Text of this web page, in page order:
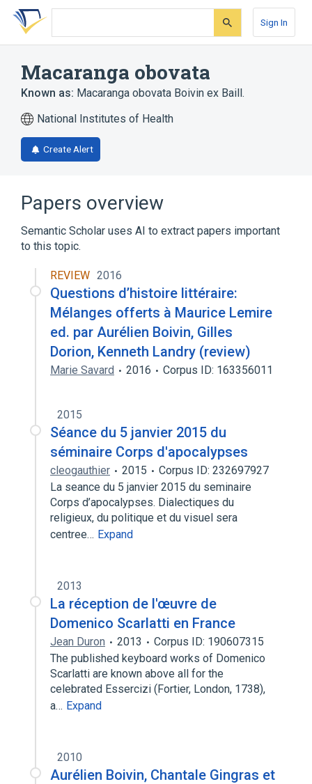
Skip
search
Skip
Skip
account
Sign In
Macaranga obovata
Known as: Macaranga obovata Boivin ex Baill.
National Institutes of Health
Create Alert
Papers overview
Semantic Scholar uses AI to extract papers important
to this topic.
REVIEW 2016
Questions d’histoire littéraire:
Mélanges offerts à Maurice Lemire
ed. par Aurélien Boivin, Gilles
Dorion, Kenneth Landry (review)
Marie Savard 2016 Corpus ID: 163356011
2015
Séance du 5 janvier 2015 du
séminaire Corps d'apocalypses
cleogauthier 2015
Corpus ID: 232697927
La seance du 5 janvier 2015 du seminaire
Corps d’apocalypses. Dialectiques du
religieux, du politique et du visuel sera
centree… Expand
2013
La réception de l'œuvre de
Domenico Scarlatti en France
Jean Duron 2013
Corpus ID: 190607315
The published keyboard works of Domenico
Scarlatti are known above all for the
celebrated Essercizi (Fortier, London, 1738),
a… Expand
2010
Aurélien Boivin, Chantale Gingras et